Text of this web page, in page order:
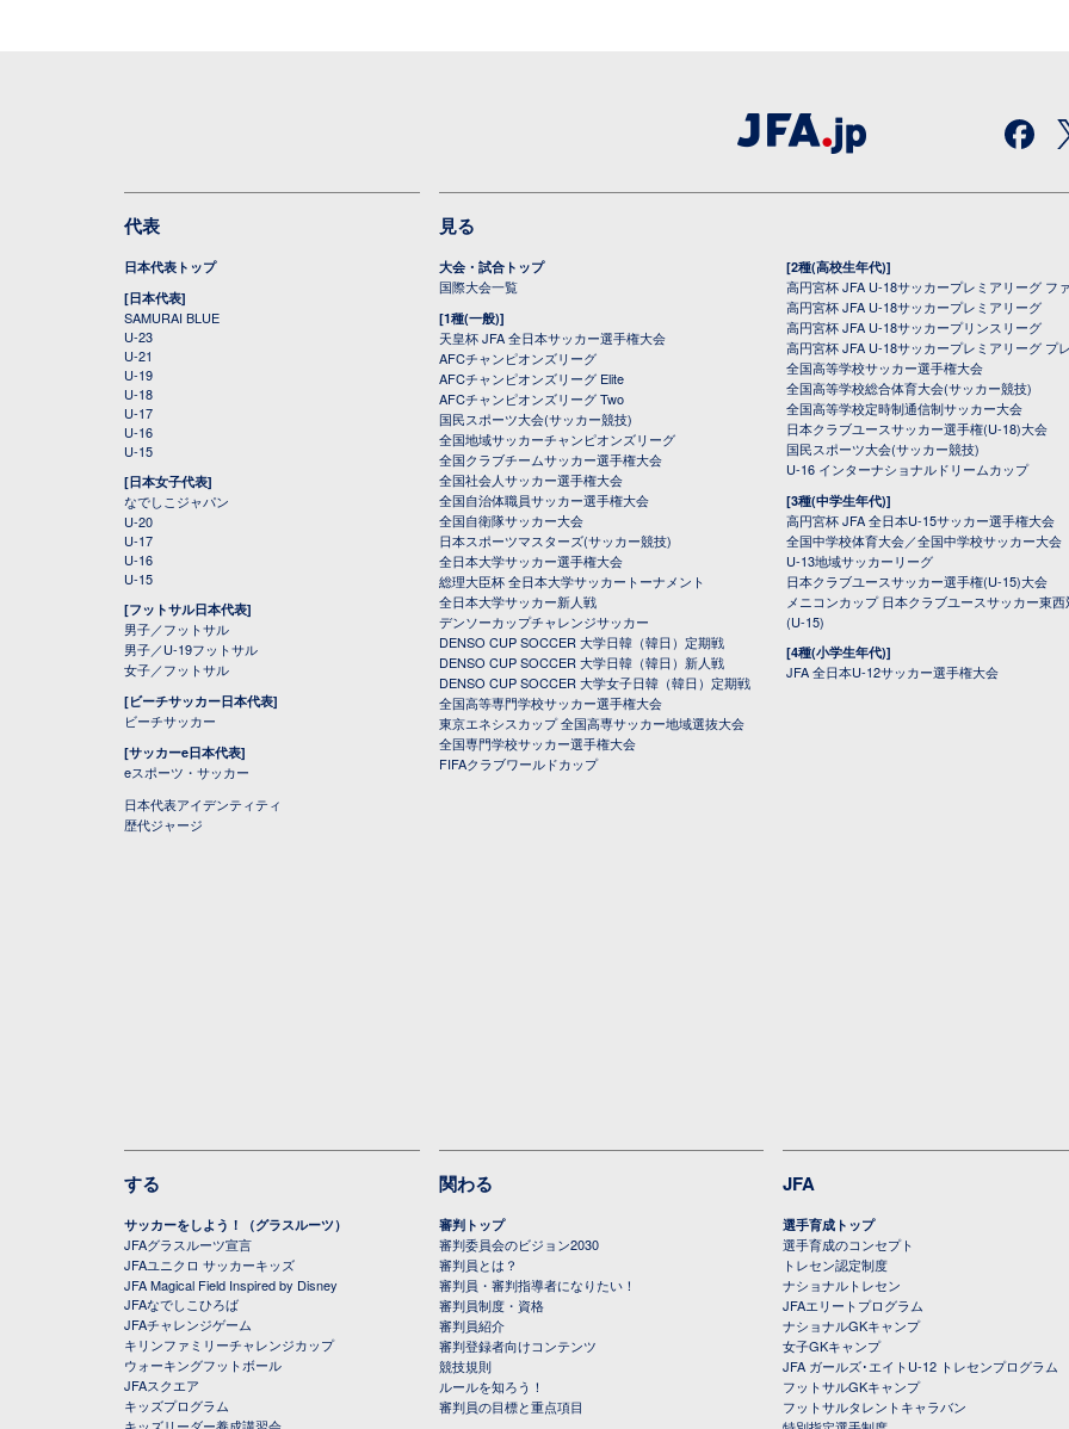
代表
日本代表トップ
[日本代表]
SAMURAI BLUE
U-23
U-21
U-19
U-18
U-17
U-16
U-15
[日本女子代表]
なでしこジャパン
U-20
U-17
U-16
U-15
[フットサル日本代表]
男子／フットサル
男子／U-19フットサル
女子／フットサル
[ビーチサッカー日本代表]
ビーチサッカー
[サッカーe日本代表]
eスポーツ・サッカー
日本代表アイデンティティ
歴代ジャージ
見る
大会・試合トップ
国際大会一覧
[1種(一般)]
天皇杯 JFA 全日本サッカー選手権大会
AFCチャンピオンズリーグ
AFCチャンピオンズリーグ Elite
AFCチャンピオンズリーグ Two
国民スポーツ大会(サッカー競技)
全国地域サッカーチャンピオンズリーグ
全国クラブチームサッカー選手権大会
全国社会人サッカー選手権大会
全国自治体職員サッカー選手権大会
全国自衛隊サッカー大会
日本スポーツマスターズ(サッカー競技)
全日本大学サッカー選手権大会
総理大臣杯 全日本大学サッカートーナメント
全日本大学サッカー新人戦
デンソーカップチャレンジサッカー
DENSO CUP SOCCER 大学日韓（韓日）定期戦
DENSO CUP SOCCER 大学日韓（韓日）新人戦
DENSO CUP SOCCER 大学女子日韓（韓日）定期戦
全国高等専門学校サッカー選手権大会
東京エネシスカップ 全国高専サッカー地域選抜大会
全国専門学校サッカー選手権大会
FIFAクラブワールドカップ
[2種(高校生年代)]
高円宮杯 JFA U-18サッカープレミアリーグ フ
高円宮杯 JFA U-18サッカープレミアリーグ
高円宮杯 JFA U-18サッカープリンスリーグ
高円宮杯 JFA U-18サッカープレミアリーグ プ
全国高等学校サッカー選手権大会
全国高等学校総合体育大会(サッカー競技)
全国高等学校定時制通信制サッカー大会
日本クラブユースサッカー選手権(U-18)大会
国民スポーツ大会(サッカー競技)
U-16 インターナショナルドリームカップ
[3種(中学生年代)]
高円宮杯 JFA 全日本U-15サッカー選手権大会
全国中学校体育大会／全国中学校サッカー大会
U-13地域サッカーリーグ
日本クラブユースサッカー選手権(U-15)大会
メニコンカップ 日本クラブユースサッカー東
(U-15)
[4種(小学生年代)]
JFA 全日本U-12サッカー選手権大会
する
サッカーをしよう！（グラスルーツ）
JFAグラスルーツ宣言
JFAユニクロ サッカーキッズ
JFA Magical Field Inspired by Disney
JFAなでしこひろば
JFAチャレンジゲーム
キリンファミリーチャレンジカップ
ウォーキングフットボール
JFAスクエア
キッズプログラム
関わる
審判トップ
審判委員会のビジョン2030
審判員とは？
審判員・審判指導者になりたい！
審判員制度・資格
審判員紹介
審判登録者向けコンテンツ
競技規則
ルールを知ろう！
審判員の目標と重点項目
JFA
選手育成トップ
選手育成のコンセプト
トレセン認定制度
ナショナルトレセン
JFAエリートプログラム
ナショナルGKキャンプ
女子GKキャンプ
JFA ガールズ･エイトU-12 トレセンプログラム
フットサルGKキャンプ
フットサルタレントキャラバン